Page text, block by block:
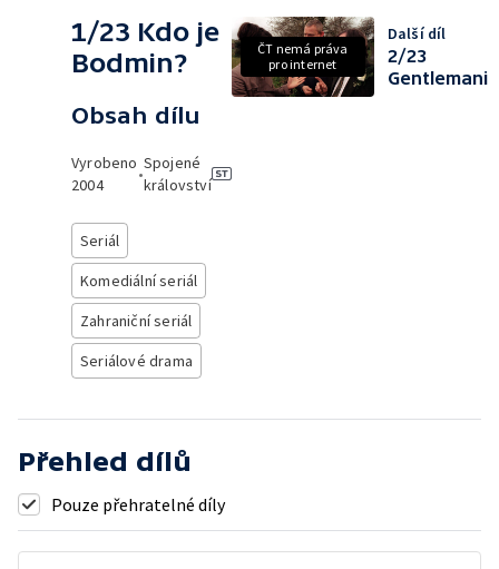
1/23 Kdo je
Bodmin?
Obsah dílu
Vyrobeno
2004
•
Spojené
království
Seriál
Komediální seriál
Zahraniční seriál
Seriálové drama
ČT nemá práva
pro internet
Další díl
2/23
Gentlemani
Přehled dílů
Pouze přehratelné díly